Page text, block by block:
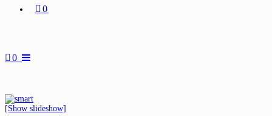
0
0
[Show slideshow]